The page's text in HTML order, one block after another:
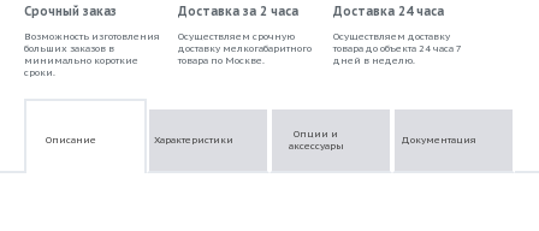
Срочный заказ
Возможность изготовления
больших заказов в
минимально короткие
сроки.
Доставка за 2 часа
Осуществляем срочную
доставку мелкогабаритного
товара по Москве.
Доставка 24 часа
Осуществляем доставку
товара до объекта 24 часа 7
дней в неделю.
Описание Характеристики
Опции и
аксессуары
Документация